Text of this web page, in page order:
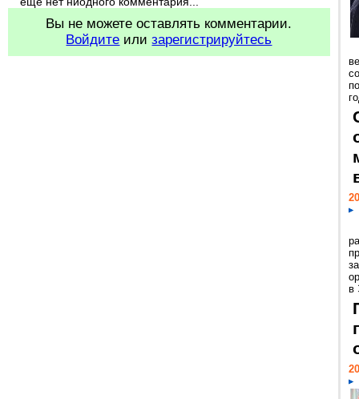
Вы не можете оставлять комментарии.
Войдите илизарегистрируйтесь
в